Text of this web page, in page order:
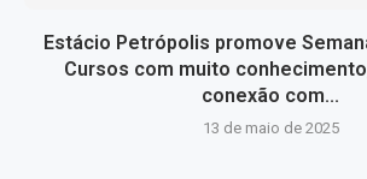
Estácio Petrópolis promove
Cursos com muito
conexão com...
13 de maio de 2025